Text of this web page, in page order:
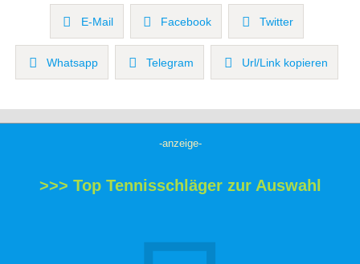
E-Mail Facebook Twitter
Whatsapp Telegram Url/Link kopieren
-anzeige-
>>> Top Tennisschläger zur Auswahl